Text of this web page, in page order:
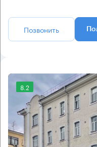
Позвонить
8.2